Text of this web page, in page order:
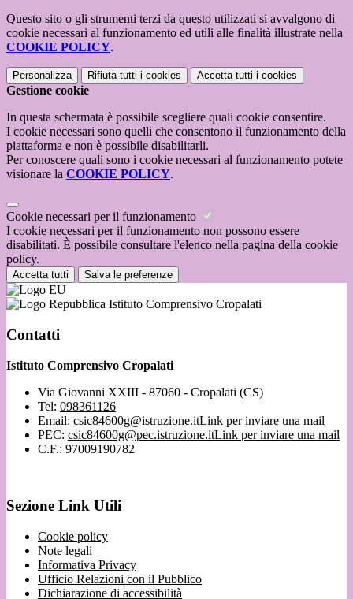
Questo sito o gli strumenti terzi da questo utilizzati si avvalgono di
cookie necessari al funzionamento ed utili alle finalità illustrate nella
COOKIE POLICY.
Personalizza Rifiuta tutti i cookies Accetta tutti i cookies
Gestione cookie
In questa schermata è possibile scegliere quali cookie consentire.
I cookie necessari sono quelli che consentono il funzionamento della
piattaforma e non è possibile disabilitarli.
Per conoscere quali sono i cookie necessari al funzionamento potete
visionare la COOKIE POLICY.
Cookie necessari per il funzionamento
I cookie necessari per il funzionamento non possono essere
disabilitati. È possibile consultare l'elenco nella pagina della cookie
policy.
Accetta tutti Salva le preferenze
Istituto Comprensivo Cropalati
Contatti
Istituto Comprensivo Cropalati
Via Giovanni XXIII - 87060 - Cropalati (CS)
Tel: 098361126
Email: csic84600g@istruzione.itLink per inviare una mail
PEC: csic84600g@pec.istruzione.itLink per inviare una mail
C.F.: 97009190782
Sezione Link Utili
Cookie policy
Note legali
Informativa Privacy
Ufficio Relazioni con il Pubblico
Dichiarazione di accessibilità